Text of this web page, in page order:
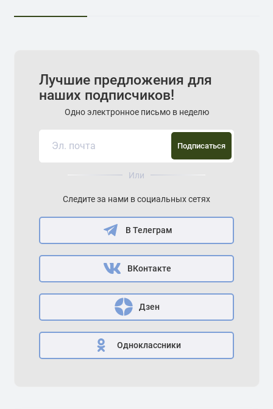
Лучшие предложения для
наших подписчиков!
Одно электронное письмо в неделю
Подписаться
Или
Следите за нами в социальных сетях
В Телеграм
ВКонтакте
Дзен
Одноклассники